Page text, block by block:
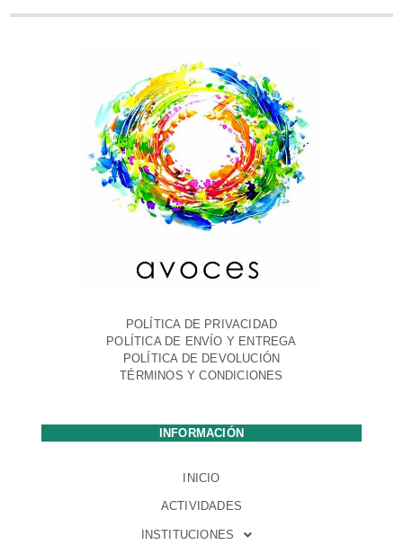
POLÍTICA DE PRIVACIDAD
POLÍTICA DE ENVÍO Y ENTREGA
POLÍTICA DE DEVOLUCIÓN
TÉRMINOS Y CONDICIONES
INFORMACIÓN
INICIO
ACTIVIDADES
INSTITUCIONES